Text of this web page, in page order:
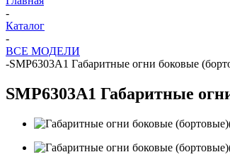
-
Каталог
-
ВСЕ МОДЕЛИ
-SMP6303A1 Габаритные огни боковые
SMP6303A1 Габаритные